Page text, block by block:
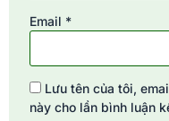
Email *
Lưu tên của tôi,
này cho lần bình luận